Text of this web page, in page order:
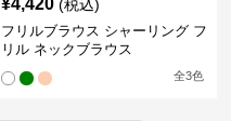
¥4,420 (税込)
フリルブラウス シャーリング フ
リル ネックブラウス
全3色